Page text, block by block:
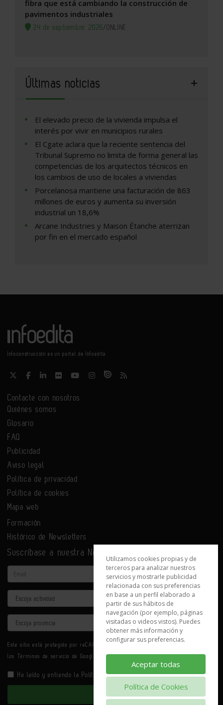
fibra que está cambiando la construcción de
pavimentos industriales
24 de septiembre, 2026/ONLINE
Últimas noticias
El elevado precio de la vivienda impulsa el
interés por vivir en municipios rurales
El Cgate aclara que la reciente sentencia del
Tribunal Supremo no limita de forma general las
competencias de los arquitectos técnicos en
los cambios de uso de locales a viviendas
Porcelanosa mantiene una facturación de 863
millones de euros y aumenta su inversión
industrial un 18,6%
Arcane Industries y Maison Étanche aterrizan
por fin en el mercado español
Infoconstrucción es un portal de Infoedita
Contacte con nosotros
Quiénes somos
Glosario
FAQ
Publicidad
Aviso legal
Política de privacidad
Política de cookies
Mapa web
Formación
Histórico de Newsletters
Suscríbase a nuestra Newsletter
Email
Actividad
Provincia
Este sitio está protegido por reCAPTCHA y se aplican la
los Términos de servicio de Google.
He leído y entiendo la Política de Privacidad
Enviar
Utilizamos cookies propias y de
terceros para analizar nuestros
servicios y mostrarle publicidad
relacionada con sus preferencias
en base a un perfil elaborado a
partir de sus hábitos de
navegación (por ejemplo, páginas
visitadas o videos vistos). Puedes
obtener más información y
configurar sus preferencias.
Aceptar todas
Política de Cookies